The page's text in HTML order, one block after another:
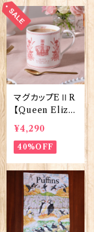
マグカップEⅡR
【Queen Eliza
bethⅡ Comm
emorative】Vi
ctoria Eggs 5
¥4,290
40%OFF